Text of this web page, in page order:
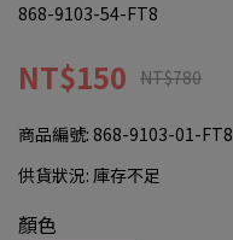
868-9103-54-FT8
NT$150 NT$780
商品編號: 868-9103-01-FT8
供貨狀況: 庫存不足
顏色